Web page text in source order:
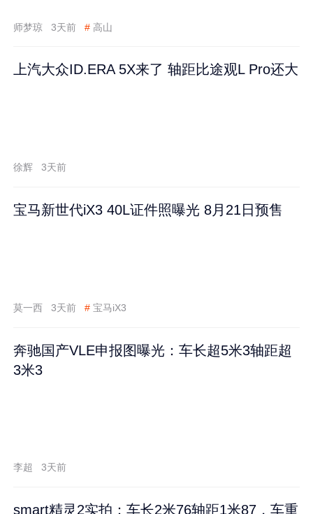
师梦琼 3天前 # 高山
上汽大众ID.ERA 5X来了 轴距比途观L Pro还大
徐辉 3天前
宝马新世代iX3 40L证件照曝光 8月21日预售
莫一西 3天前 # 宝马iX3
奔驰国产VLE申报图曝光：车长超5米3轴距超
3米3
李超 3天前
smart精灵2实拍：车长2米76轴距1米87，车重